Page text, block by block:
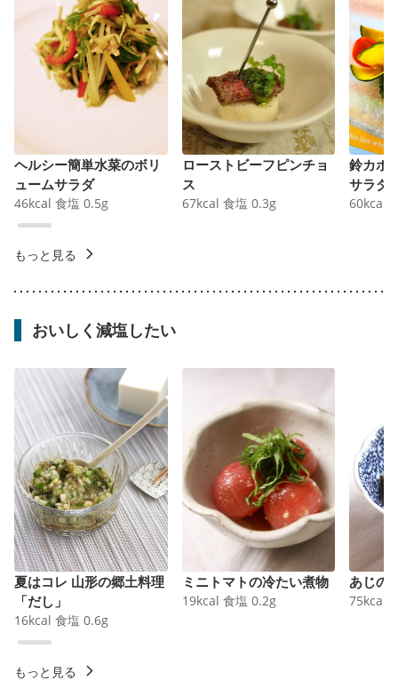
ヘルシー簡単水菜のボリ
ュームサラダ
46kcal 食塩 0.5g
ローストビーフピンチョ
ス
67kcal 食塩 0.3g
鈴カボ
サラダ
60kcal
もっと見る
おいしく減塩したい
夏はコレ 山形の郷土料理
「だし」
16kcal 食塩 0.6g
ミニトマトの冷たい煮物
19kcal 食塩 0.2g
あじの
75kcal
もっと見る